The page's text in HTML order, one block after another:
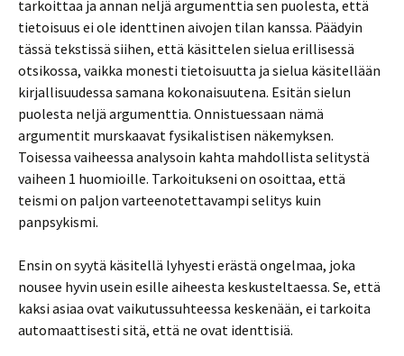
tarkoittaa ja annan neljä argumenttia sen puolesta, että
tietoisuus ei ole identtinen aivojen tilan kanssa. Päädyin
tässä tekstissä siihen, että käsittelen sielua erillisessä
otsikossa, vaikka monesti tietoisuutta ja sielua käsitellään
kirjallisuudessa samana kokonaisuutena. Esitän sielun
puolesta neljä argumenttia. Onnistuessaan nämä
argumentit murskaavat fysikalistisen näkemyksen.
Toisessa vaiheessa analysoin kahta mahdollista selitystä
vaiheen 1 huomioille. Tarkoitukseni on osoittaa, että
teismi on paljon varteenotettavampi selitys kuin
panpsykismi.
Ensin on syytä käsitellä lyhyesti erästä ongelmaa, joka
nousee hyvin usein esille aiheesta keskusteltaessa. Se, että
kaksi asiaa ovat vaikutussuhteessa keskenään, ei tarkoita
automaattisesti sitä, että ne ovat identtisiä.